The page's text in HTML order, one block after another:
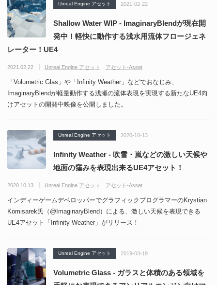
Unreal Engine アセット 2021-02-22
Shallow Water WIP - ImaginaryBlendが現在開
発中！軽快に動作する浅水用流体フロージェネ
レーター！UE4
2021.02.22 Unreal Engine アセット アセット-Asset
「Volumetric Glas」や「Infinity Weather」などでおなじみ、
ImaginaryBlendが軽量動作する浅瀬の流体表現を実現する新たなUE4向
けアセットの開発中映像を公開しました。
Unreal Engine アセット 2020-10-13
Infinity Weather - 吹雪・嵐などの激しい天候や
地面の窪みを表現出来るUE4アセット！
2020.10.13 Unreal Engine アセット アセット-Asset
インディーゲームデベロッパーでグラフィックプログラマーのKrystian
Komisarek氏（@ImaginaryBlend）による、激しい天候を表現できる
UE4アセット「Infinity Weather」がリリース！
Unreal Engine アセット 2019-03-19
Volumetric Glass - ガラスと体積のある領域を